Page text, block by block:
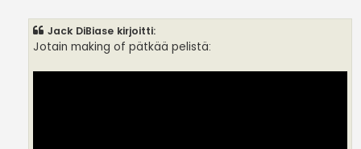
Jack DiBiase kirjoitti:
Jotain making of pätkää pelistä: